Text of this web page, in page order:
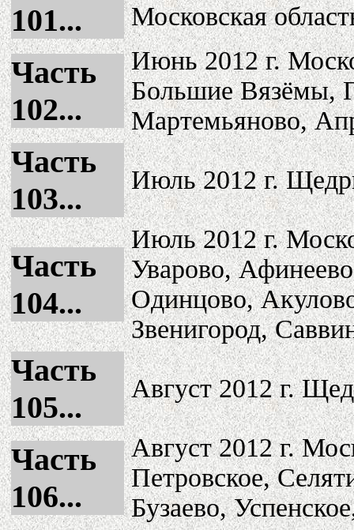
101...
Московская
Часть
102...
Июнь 2012 г.
Большие Вязёмы,
Мартемьяново,
Часть
103...
Июль 2012 г.
Часть
104...
Июль 2012 г.
Уварово,
Одинцово,
Звенигород,
Часть
105...
Август 2012 г.
Часть
106...
Август 2012 г.
Петровское,
Бузаево,